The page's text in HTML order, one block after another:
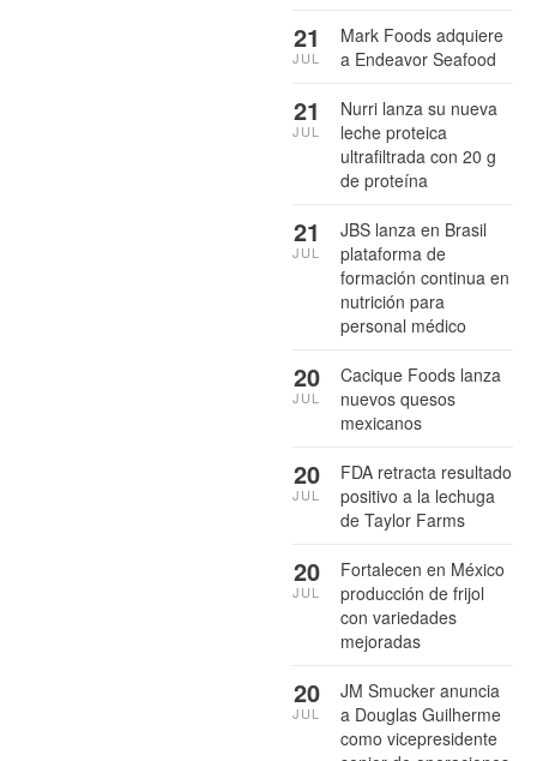
Mark Foods adquiere
a Endeavor Seafood
21
JUL
Nurri lanza su nueva
leche proteica
ultrafiltrada con 20 g
de proteína
21
JUL
JBS lanza en Brasil
plataforma de
formación continua en
nutrición para
personal médico
21
JUL
Cacique Foods lanza
nuevos quesos
mexicanos
20
JUL
FDA retracta resultado
positivo a la lechuga
de Taylor Farms
20
JUL
Fortalecen en México
producción de frijol
con variedades
mejoradas
20
JUL
JM Smucker anuncia
a Douglas Guilherme
como vicepresidente
20
JUL